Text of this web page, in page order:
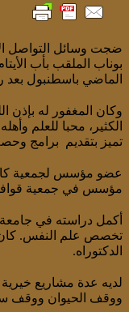
ضجت وسائل التواصل
بوناب الملقب بأب
الماضي باسطنبول
وكان المغفور له بإذن
الكثير، محبا للعلم
تميز بتقديم برامج
مؤسس في جمعية قوافل
أكمل دراسته في
تخصص علم النفس. كان
الدكتوراه.
لديه عدة مشاريع
ووقف الحيوان ووقف